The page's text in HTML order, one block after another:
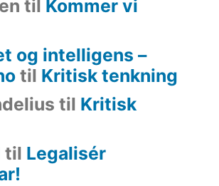
til Kommer vi
og intelligens –
til Kritisk tenkning
til Kritisk
til Legalisér